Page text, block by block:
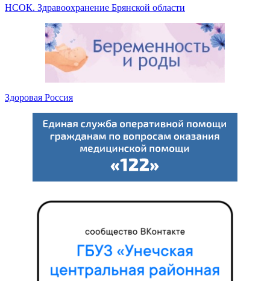
НСОК. Здравоохранение Брянской области
Здоровая Россия